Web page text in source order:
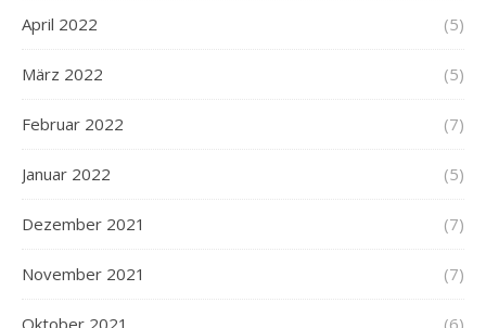
April 2022 (5)
März 2022 (5)
Februar 2022 (7)
Januar 2022 (5)
Dezember 2021 (7)
November 2021 (7)
Oktober 2021 (6)